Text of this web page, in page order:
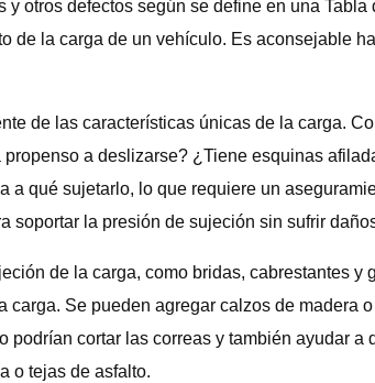
otros defectos según se define en una
la carga de un vehículo. Es aconsejable
de las características únicas de la carga.
a deslizarse? ¿Tiene esquinas
qué sujetarlo, lo que requiere un
soportar la presión de sujeción sin sufrir
de la carga, como bridas, cabrestantes
Se pueden agregar calzos de madera
cortar las correas y también ayudar
o tejas de asfalto.